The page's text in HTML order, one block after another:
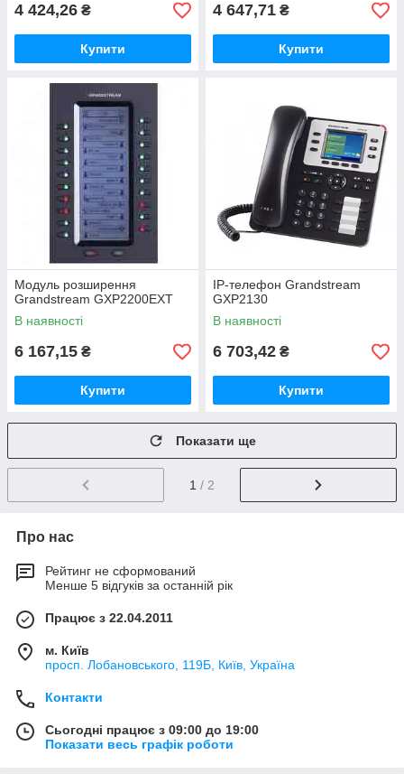
4 424,26 ₴
Купити
4 647,71 ₴
Купити
Модуль розширення
Grandstream GXP2200EXT
В наявності
6 167,15 ₴
Купити
IP-телефон Grandstream
GXP2130
В наявності
6 703,42 ₴
Купити
Показати ще
1 / 2
Про нас
Рейтинг не сформований
Менше 5 відгуків за останній рік
Працює з 22.04.2011
м. Київ
просп. Лобановського, 119Б, Київ, Україна
Контакти
Сьогодні працює з 09:00 до 19:00
Показати весь графік роботи